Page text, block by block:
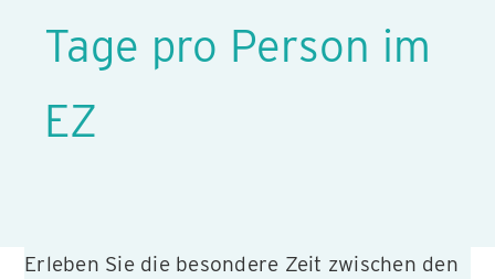
Tage pro Person im
EZ
Erleben Sie die besondere Zeit zwischen den